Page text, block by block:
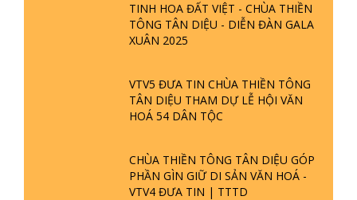
TINH HOA ĐẤT VIỆT - CHÙA THIỀN
TÔNG TÂN DIỆU - DIỄN ĐÀN GALA
XUÂN 2025
VTV5 ĐƯA TIN CHÙA THIỀN TÔNG
TÂN DIỆU THAM DỰ LỄ HỘI VĂN
HOÁ 54 DÂN TỘC
CHÙA THIỀN TÔNG TÂN DIỆU GÓP
PHẦN GÌN GIỮ DI SẢN VĂN HOÁ -
VTV4 ĐƯA TIN | TTTD